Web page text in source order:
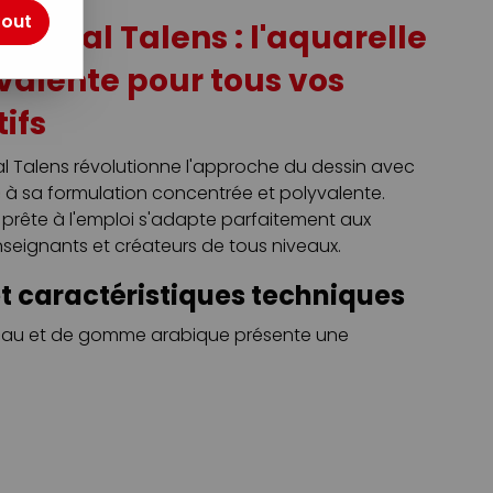
Royal Talens : l'aquarelle
pour tous vos
Talens révolutionne l'approche du dessin avec
sa formulation concentrée et polyvalente.
à l'emploi s'adapte parfaitement aux
et créateurs de tous niveaux.
caractéristiques techniques
et de gomme arabique présente une
garantit des résultats professionnels. Sa